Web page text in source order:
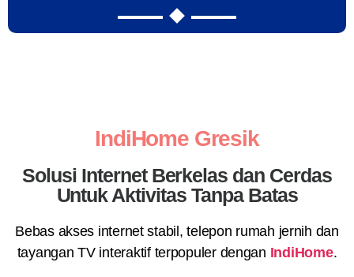
IndiHome Gresik
Solusi Internet Berkelas dan Cerdas
Untuk Aktivitas Tanpa Batas
Bebas akses internet stabil, telepon rumah jernih dan
tayangan TV interaktif terpopuler dengan IndiHome.